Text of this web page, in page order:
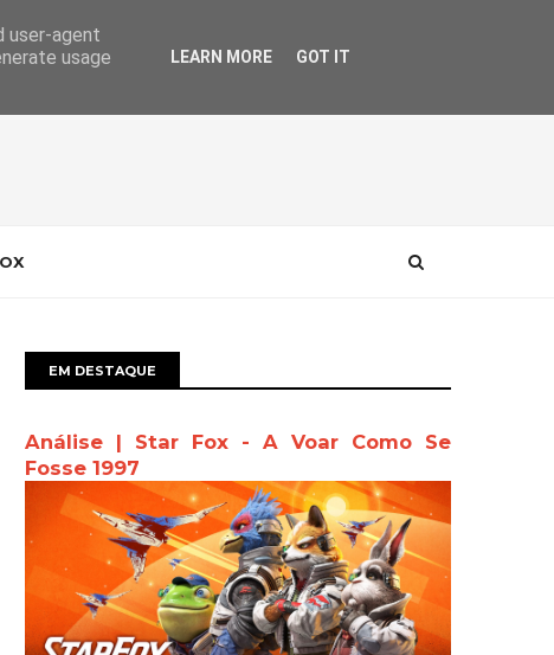
EM DESTAQUE
Análise | Star Fox - A Voar Como Se
Fosse 1997
user-agent
usage
LEARN MORE GOT IT